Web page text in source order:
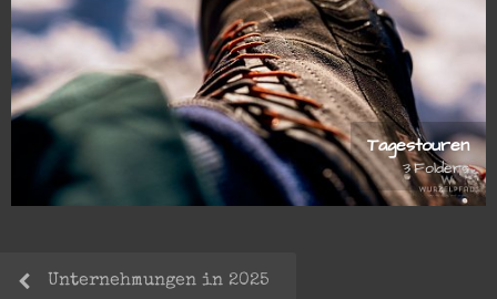
Tagestouren
3
Unternehmungen in 2025